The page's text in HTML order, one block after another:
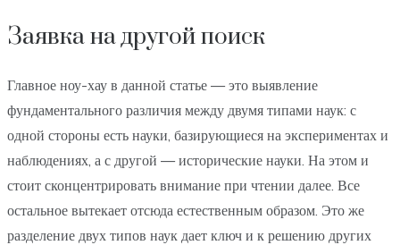
Заявка на другой поиск
Главное ноу-хау в данной статье — это выявление
фундаментального различия между двумя типами наук: с
одной стороны есть науки, базирующиеся на экспериментах и
наблюдениях, а с другой — исторические науки. На этом и
стоит сконцентрировать внимание при чтении далее. Все
остальное вытекает отсюда естественным образом. Это же
разделение двух типов наук дает ключ и к решению других